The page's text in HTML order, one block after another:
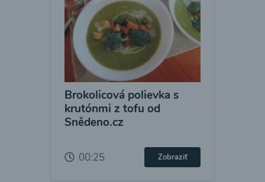
Brokolicová polievka s
krutónmi z tofu od
Snědeno.cz
00:25 Zobraziť